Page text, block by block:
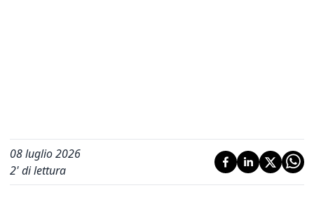
08 luglio 2026
2' di lettura